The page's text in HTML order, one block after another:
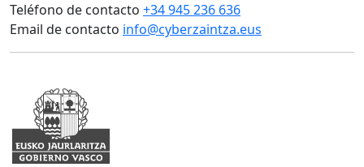
Teléfono de contacto +34 945 236 636
Email de contacto info@cyberzaintza.eus